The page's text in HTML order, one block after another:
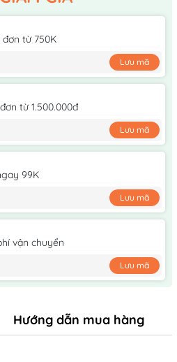
từ 750K
Lưu mã
từ 1.500.000đ
Lưu mã
99K
Lưu mã
vận chuyển
Lưu mã
Hướng dẫn mua hàng